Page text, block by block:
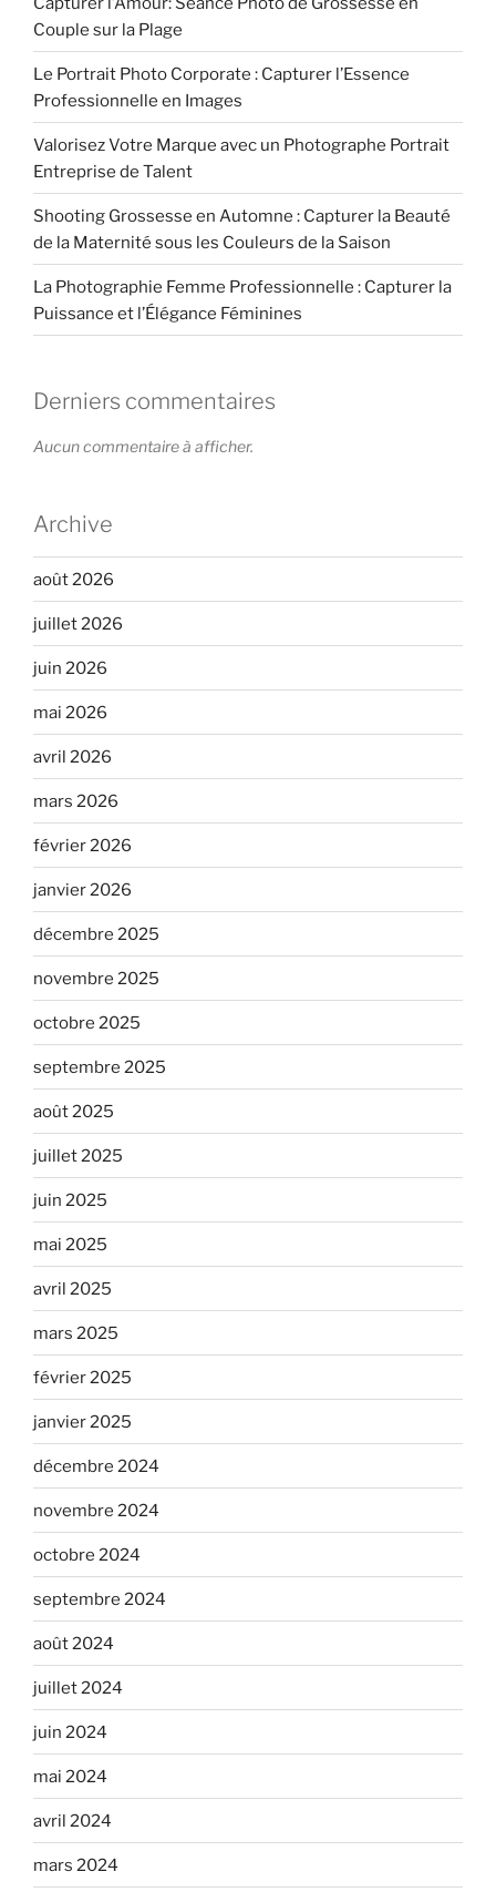
Couple sur la Plage
Le Portrait Photo Corporate : Capturer l’Essence
Professionnelle en Images
Valorisez Votre Marque avec un Photographe Portrait
Entreprise de Talent
Shooting Grossesse en Automne : Capturer la Beauté
de la Maternité sous les Couleurs de la Saison
La Photographie Femme Professionnelle : Capturer la
Puissance et l’Élégance Féminines
Derniers commentaires
Aucun commentaire à afficher.
Archive
août 2026
juillet 2026
juin 2026
mai 2026
avril 2026
mars 2026
février 2026
janvier 2026
décembre 2025
novembre 2025
octobre 2025
septembre 2025
août 2025
juillet 2025
juin 2025
mai 2025
avril 2025
mars 2025
février 2025
janvier 2025
décembre 2024
novembre 2024
octobre 2024
septembre 2024
août 2024
juillet 2024
juin 2024
mai 2024
avril 2024
mars 2024